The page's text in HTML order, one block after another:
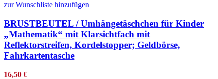
zur Wunschliste hinzufügen
BRUSTBEUTEL / Umhängetäschchen für Kinder
„Mathematik“ mit Klarsichtfach mit
Reflektorstreifen, Kordelstopper; Geldbörse,
Fahrkartentasche
16,50 €